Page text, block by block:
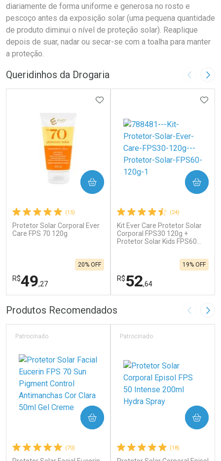
diariamente de forma uniforme e generosa no rosto e
pescoço antes da exposição solar (uma pequena quantidade
de produto diminui o nível de proteção solar). Reaplique
depois de suar, nadar ou secar-se com a toalha para manter
a proteção.
Queridinhos da Drogaria Imagem
(15)
Protetor Solar Corporal Ever
Care FPS 70 120g
R$49,27
20% OFF
ADICIONAR AOS FAVORITOS
COMPRAR
FECHAR
Laboratório
FECHAR
Por Menos
(24)
Kit Ever Care Protetor Solar
Corporal FPS30 120g +
Protetor Solar Kids FPS60
R$52,64
19% OFF
COMPRAR
Laboratório
Por Menos
Produtos Recomendados Imagem
(70)
Patrocinado
COMPRAR
(18)
Patrocinado
COMPRAR